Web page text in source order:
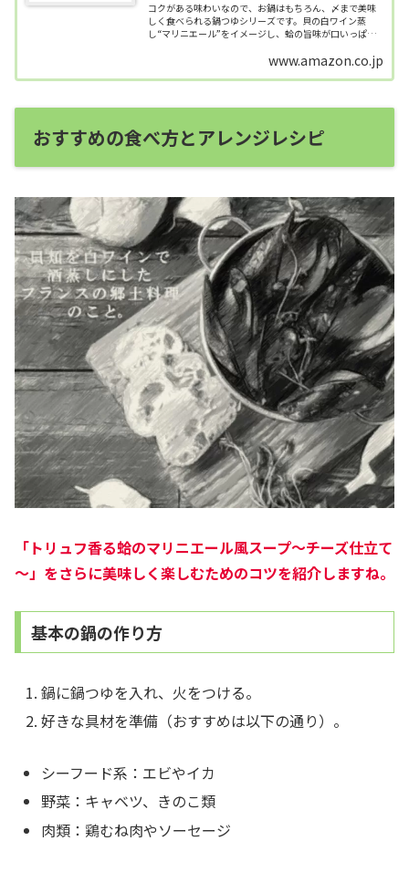
コクがある味わいなので、お鍋はもちろん、〆まで美味
しく食べられる鍋つゆシリーズです。貝の白ワイン蒸
し“マリニエール”をイメージし、蛤の旨味が口いっぱい
ました。トリュフの上質な香りで本格フレン...
www.amazon.co.jp
おすすめの食べ方とアレンジレシピ
「トリュフ香る蛤のマリニエール風スープ～チーズ仕立て
～」をさらに美味しく楽しむためのコツを紹介しますね。
基本の鍋の作り方
鍋に鍋つゆを入れ、火をつける。
好きな具材を準備（おすすめは以下の通り）。
シーフード系：エビやイカ
野菜：キャベツ、きのこ類
肉類：鶏むね肉やソーセージ